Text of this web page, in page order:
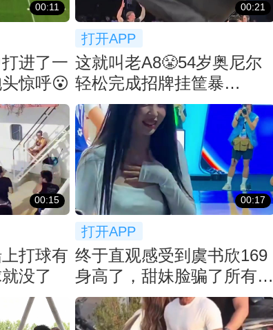
00:11
进了一
惊呼😮
00:21
打开APP
这就叫老A8😤54岁奥尼尔
轻松完成招牌挂筐暴
扣！！！
00:15
打球有
没了
00:17
打开APP
终于直观感受到虞书欣169
身高了，甜妹脸骗了所有人
👀